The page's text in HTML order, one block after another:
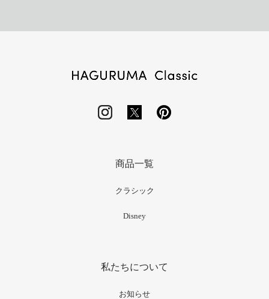
商品一覧
クラシック
Disney
私たちについて
お知らせ